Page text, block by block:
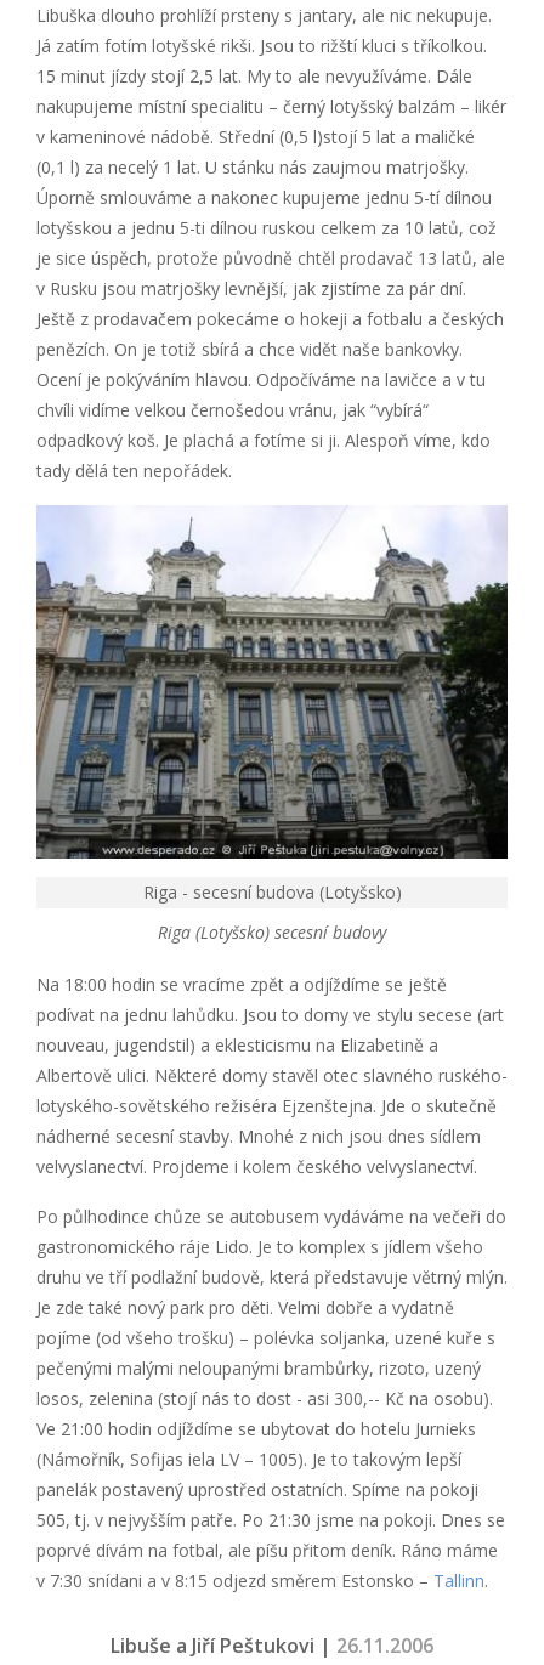
Libuška dlouho prohlíží prsteny s jantary, ale nic nekupuje.
Já zatím fotím lotyšské rikši. Jsou to rižští kluci s tříkolkou.
15 minut jízdy stojí 2,5 lat. My to ale nevyužíváme. Dále
nakupujeme místní specialitu – černý lotyšský balzám – likér
v kameninové nádobě. Střední (0,5 l)stojí 5 lat a maličké
(0,1 l) za necelý 1 lat. U stánku nás zaujmou matrjošky.
Úporně smlouváme a nakonec kupujeme jednu 5-tí dílnou
lotyšskou a jednu 5-ti dílnou ruskou celkem za 10 latů, což
je sice úspěch, protože původně chtěl prodavač 13 latů, ale
v Rusku jsou matrjošky levnější, jak zjistíme za pár dní.
Ještě z prodavačem pokecáme o hokeji a fotbalu a českých
penězích. On je totiž sbírá a chce vidět naše bankovky.
Ocení je pokýváním hlavou. Odpočíváme na lavičce a v tu
chvíli vidíme velkou černošedou vránu, jak “vybírá“
odpadkový koš. Je plachá a fotíme si ji. Alespoň víme, kdo
tady dělá ten nepořádek.
Riga - secesní budova (Lotyšsko)
Riga (Lotyšsko) secesní budovy
Na 18:00 hodin se vracíme zpět a odjíždíme se ještě
podívat na jednu lahůdku. Jsou to domy ve stylu secese (art
nouveau, jugendstil) a eklesticismu na Elizabetině a
Albertově ulici. Některé domy stavěl otec slavného ruského-
lotyského-sovětského režiséra Ejzenštejna. Jde o skutečně
nádherné secesní stavby. Mnohé z nich jsou dnes sídlem
velvyslanectví. Projdeme i kolem českého velvyslanectví.
Po půlhodince chůze se autobusem vydáváme na večeři do
gastronomického ráje Lido. Je to komplex s jídlem všeho
druhu ve tří podlažní budově, která představuje větrný mlýn.
Je zde také nový park pro děti. Velmi dobře a vydatně
pojíme (od všeho trošku) – polévka soljanka, uzené kuře s
pečenými malými neloupanými brambůrky, rizoto, uzený
losos, zelenina (stojí nás to dost - asi 300,-- Kč na osobu).
Ve 21:00 hodin odjíždíme se ubytovat do hotelu Jurnieks
(Námořník, Sofijas iela LV – 1005). Je to takovým lepší
panelák postavený uprostřed ostatních. Spíme na pokoji
505, tj. v nejvyšším patře. Po 21:30 jsme na pokoji. Dnes se
poprvé dívám na fotbal, ale píšu přitom deník. Ráno máme
v 7:30 snídani a v 8:15 odjezd směrem Estonsko – Tallinn.
Libuše a Jiří Peštukovi | 26.11.2006